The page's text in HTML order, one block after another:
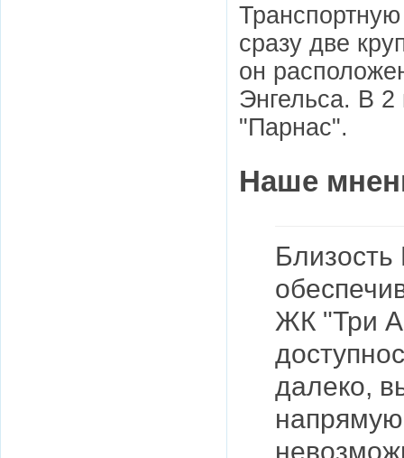
сразу две
он
Энгельса. В 2
"Парнас".
Наше
Близость
ЖК "Три
далеко,